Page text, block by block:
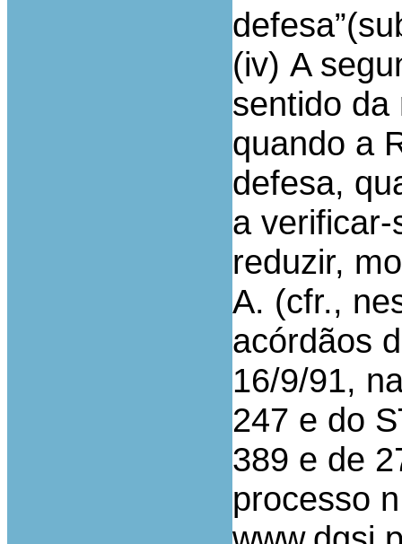
(iv) A
sentido da
quando a
defesa,
a
reduzir,
A. (cfr.,
acórdãos
16/9/91,
247 e do
389 e de
processo